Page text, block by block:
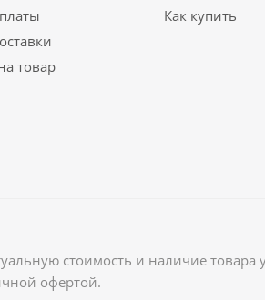
товар
Как купить
стоимость и наличие
офертой.